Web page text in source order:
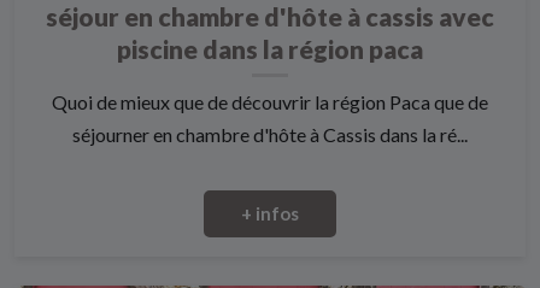
séjour en chambre d'hôte à cassis avec
piscine dans la région paca
Quoi de mieux que de découvrir la région Paca que de
séjourner en chambre d'hôte à Cassis dans la ré...
+ infos